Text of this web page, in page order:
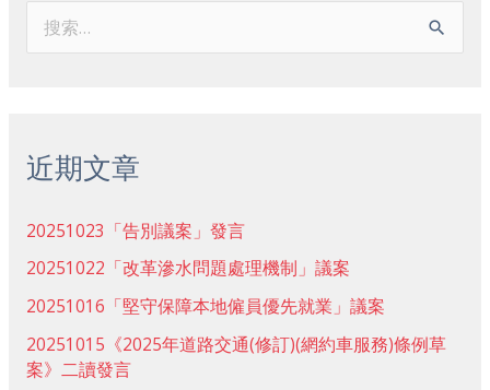
近期文章
20251023「告別議案」發言
20251022「改革滲水問題處理機制」議案
20251016「堅守保障本地僱員優先就業」議案
20251015《2025年道路交通(修訂)(網約車服務)條例草
案》二讀發言